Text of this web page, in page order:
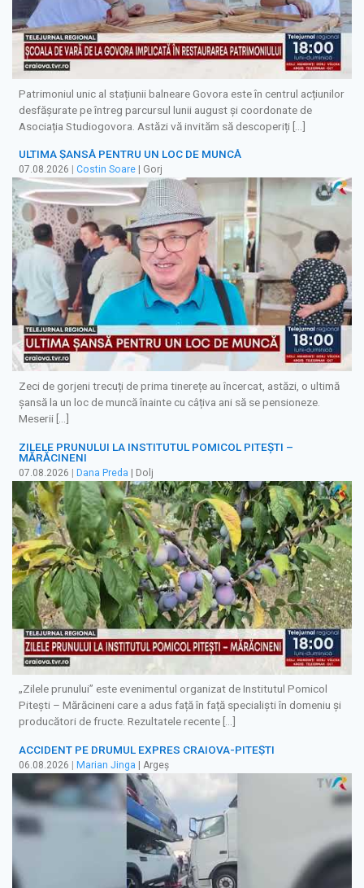
Patrimoniul unic al stațiunii balneare Govora este în centrul acțiunilor
desfășurate pe întreg parcursul lunii august și coordonate de
Asociația Studiogovora. Astăzi vă invităm să descoperiți […]
ULTIMA ȘANSĂ PENTRU UN LOC DE MUNCĂ
07.08.2026 Costin Soare | Gorj
Zeci de gorjeni trecuți de prima tinerețe au încercat, astăzi, o ultimă
șansă la un loc de muncă înainte cu câțiva ani să se pensioneze.
Meserii […]
ZILELE PRUNULUI LA INSTITUTUL POMICOL PITEȘTI –
MĂRĂCINENI
07.08.2026 | Dana Preda | Dolj
„Zilele prunului” este evenimentul organizat de Institutul Pomicol
Pitești – Mărăcineni care a adus față în față specialiști în domeniu și
producători de fructe. Rezultatele recente […]
ACCIDENT PE DRUMUL EXPRES CRAIOVA-PITEȘTI
06.08.2026 Marian Jinga | Argeș